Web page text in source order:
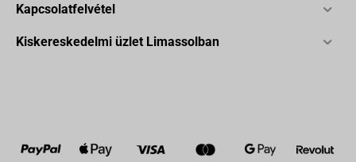
Kapcsolatfelvétel
Kiskereskedelmi üzlet Limassolban